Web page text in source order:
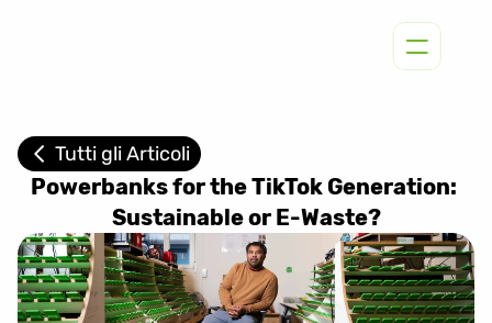
Tutti gli Articoli
Powerbanks for the TikTok Generation:
Sustainable or E-Waste?